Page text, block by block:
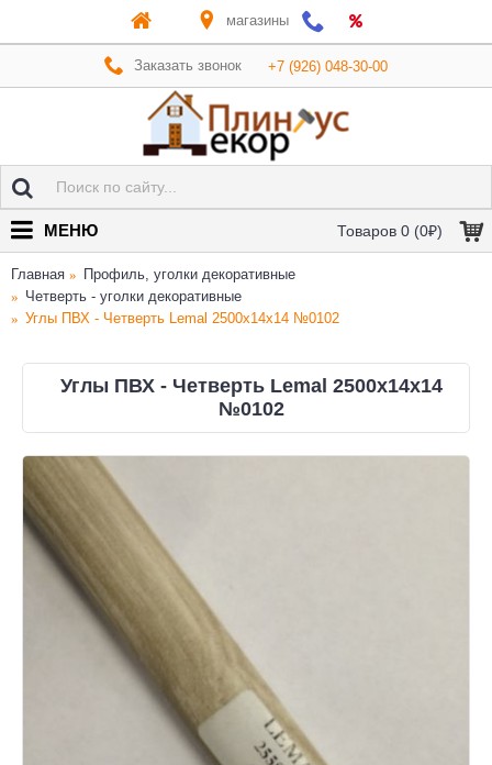
магазины
Заказать звонок +7 (926) 048-30-00
Товаров 0 (0₽)
МЕНЮ
Главная
Профиль, уголки декоративные
Четверть - уголки декоративные
Углы ПВХ - Четверть Lemal 2500x14x14 №0102
Углы ПВХ - Четверть Lemal 2500x14x14
№0102